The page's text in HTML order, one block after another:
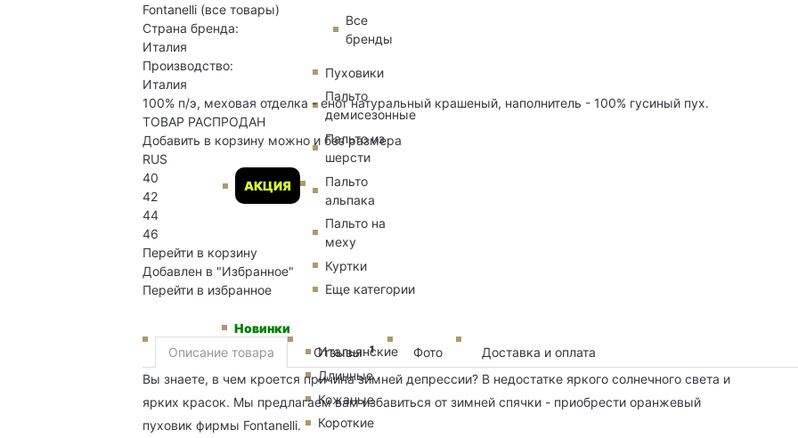
Все
бренды
АКЦИЯ
Пуховики
Пальто
демисезонные
Пальто из
шерсти
Пальто
альпака
Пальто на
меху
Куртки
Еще категории
Новинки
Итальянские
Длинные
Кожаные
Короткие
Fontanelli (все товары)
Страна бренда:
Италия
Производство:
Италия
100% п/э, меховая отделка - енот натуральный крашеный, наполнитель - 100% гусиный пух.
ТОВАР РАСПРОДАН
Добавить в корзину можно и без размера
RUS
40
42
44
46
Перейти в корзину
Добавлен в "Избранное"
Перейти в избранное
Описание товара Отзывы 1 Фото
Доставка и оплата
Вы знаете, в чем кроется причина зимней депрессии? В недостатке яркого солнечного света и
ярких красок. Мы предлагаем вам избавиться от зимней спячки - приобрести оранжевый
пуховик фирмы Fontanelli.